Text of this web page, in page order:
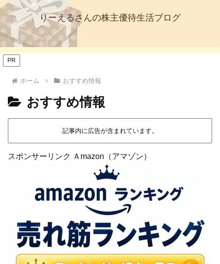
りーえるさんの株主優待生活ブログ
PR
ホーム おすすめ情報
おすすめ情報
記事内に広告が含まれています。
スポンサーリンク Ａmazon（アマゾン）